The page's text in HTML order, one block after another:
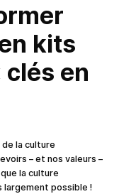
kits
en
la culture
– et nos valeurs –
la culture
possible !